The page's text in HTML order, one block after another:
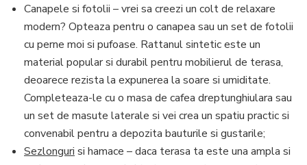
Canapele si fotolii – vrei sa creezi un colt de relaxare
modern? Opteaza pentru o canapea sau un set de fotolii
cu perne moi si pufoase. Rattanul sintetic este un
material popular si durabil pentru mobilierul de terasa,
deoarece rezista la expunerea la soare si umiditate.
Completeaza-le cu o masa de cafea dreptunghiulara sau
un set de masute laterale si vei crea un spatiu practic si
convenabil pentru a depozita bauturile si gustarile;
Sezlonguri si hamace – daca terasa ta este una ampla si